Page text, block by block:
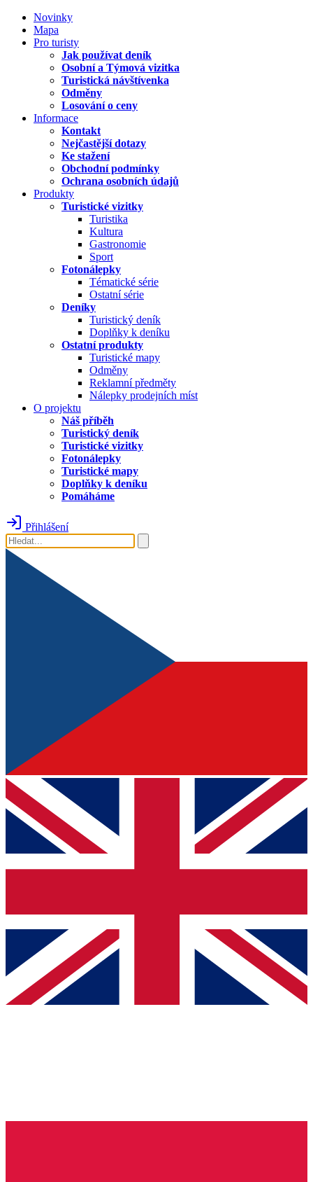
Novinky
Mapa
Pro turisty
Jak používat deník
Osobní a Týmová vizitka
Turistická návštívenka
Odměny
Losování o ceny
Informace
Kontakt
Nejčastější dotazy
Ke stažení
Obchodní podmínky
Ochrana osobních údajů
Produkty
Turistické vizitky
Turistika
Kultura
Gastronomie
Sport
Fotonálepky
Tématické série
Ostatní série
Deníky
Turistický deník
Doplňky k deníku
Ostatní produkty
Turistické mapy
Odměny
Reklamní předměty
Nálepky prodejních míst
O projektu
Náš příběh
Turistický deník
Turistické vizitky
Fotonálepky
Turistické mapy
Doplňky k deníku
Pomáháme
Přihlášení